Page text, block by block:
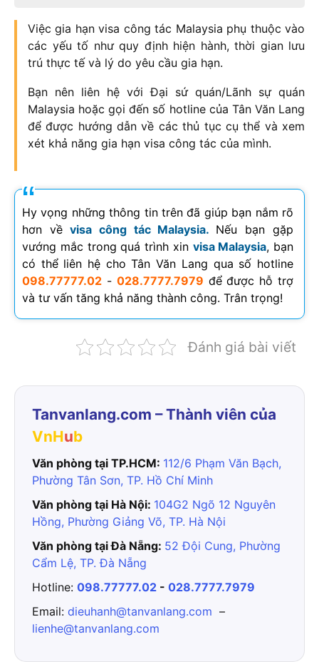
Việc gia hạn visa công tác Malaysia phụ thuộc vào
các yếu tố như quy định hiện hành, thời gian lưu
trú thực tế và lý do yêu cầu gia hạn.
Bạn nên liên hệ với Đại sứ quán/Lãnh sự quán
Malaysia hoặc gọi đến số hotline của Tân Văn Lang
để được hướng dẫn về các thủ tục cụ thể và xem
xét khả năng gia hạn visa công tác của mình.
Hy vọng những thông tin trên đã giúp bạn nắm rõ
hơn vềvisa công tác Malaysia. Nếu bạn gặp
vướng mắc trong quá trình xin visa Malaysia, bạn
có thể liên hệ cho Tân Văn Lang qua số hotline
098.77777.02 - 028.7777.7979 để được hỗ trợ
và tư vấn tăng khả năng thành công. Trân trọng!
Đánh giá bài viết
Tanvanlang.com – Thành viên của
VnHub
Văn phòng tại TP.HCM: 112/6 Phạm Văn Bạch,
Phường Tân Sơn, TP. Hồ Chí Minh
Văn phòng tại Hà Nội: 104G2 Ngõ 12 Nguyên
Hồng, Phường Giảng Võ, TP. Hà Nội
Văn phòng tại Đà Nẵng: 52 Đội Cung, Phường
Cẩm Lệ, TP. Đà Nẵng
Hotline: 098.77777.02 - 028.7777.7979
Email: dieuhanh@tanvanlang.com –
lienhe@tanvanlang.com